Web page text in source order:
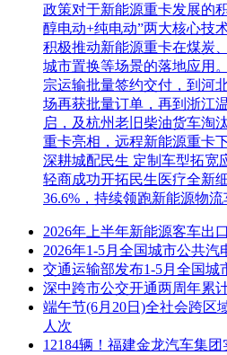
政策对于新能源重卡发展的
醇电动+纯电动”两大核心技
积极推动新能源重卡在煤炭
城市置换等场景的落地应用
宗运输批量签约交付，到河
场再获批量订单，再到浙江
启，及杭州老旧柴油货车淘
重卡亮相，远程新能源重卡
深耕城配民生 定制车型拓宽
轻商成功开拓民生医疗全新
36.6%，持续领跑新能源物流
2026年上半年新能源客车出
2026年1-5月全国城市公共汽
交通运输部发布1-5月全国城
深中跨市公交开通两周年累
端午节(6月20日)全社会跨区
人次
12184辆！福建金龙汽车集